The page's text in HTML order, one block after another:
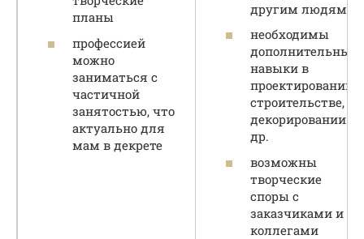
планы
профессией
можно
заниматься с
частичной
занятостью, что
актуально для
мам в декрете
другим людям
необходимы
дополнительные
навыки в
проектировании,
строительстве,
декорировании и
др.
возможны
творческие
споры с
заказчиками и
коллегами